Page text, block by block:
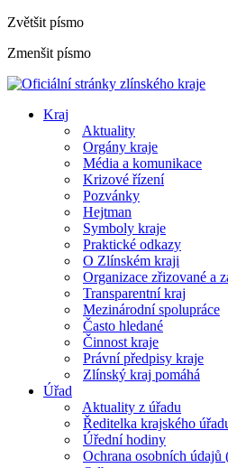
Zvětšit písmo
Zmenšit písmo
Kraj
Aktuality
Orgány kraje
Média a komunikace
Krizové řízení
Pozvánky
Hejtman
Symboly kraje
Praktické odkazy
O Zlínském kraji
Organizace zřizované a
Transparentní kraj
Mezinárodní spolupráce
Často hledané
Činnost kraje
Právní předpisy kraje
Zlínský kraj pomáhá
Úřad
Aktuality z úřadu
Ředitelka krajského
Úřední hodiny
Ochrana osobních údajů